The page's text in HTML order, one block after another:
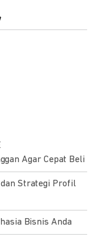
Agar Cepat Beli
dan Strategi Profil
Bisnis Anda